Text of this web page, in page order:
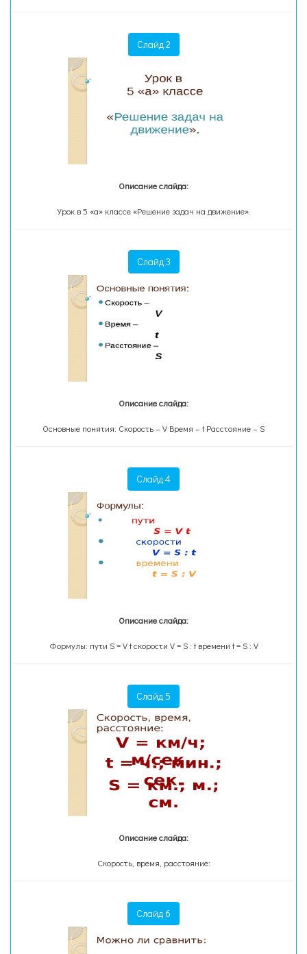
Слайд 2
Описание слайда:
Урок в 5 «а» классе «Решение задач на движение».
Слайд 3
Описание слайда:
Основные понятия: Скорость – V Время – t Расстояние – S
Слайд 4
Описание слайда:
Формулы: пути S = V t скорости V = S : t времени t = S : V
Слайд 5
Описание слайда:
Скорость, время, расстояние:
Слайд 6